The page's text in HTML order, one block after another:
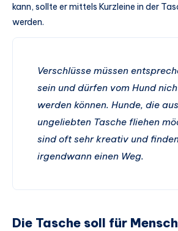
kann, sollte er mittels Kurzleine in der
werden.
Verschlüsse müssen
sein und dürfen vom Hund
werden können. Hunde, die
ungeliebten Tasche fliehen
sind oft sehr kreativ und
irgendwann einen Weg.
Die Tasche soll für